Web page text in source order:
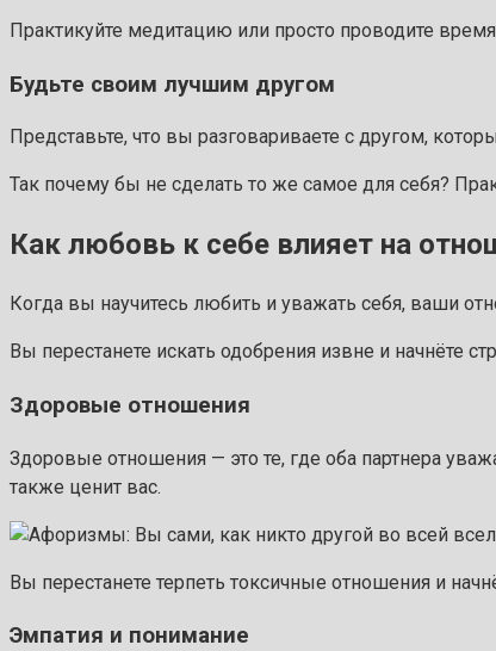
Практикуйте медитацию или просто проводите
Будьте своим лучшим другом
Представьте, что вы разговариваете с другом,
Так почему бы не сделать то же самое для себя?
Как любовь к себе влияет на
Когда вы научитесь любить и уважать себя, ваши
Вы перестанете искать одобрения извне и начнёте
Здоровые отношения
Здоровые отношения — это те, где оба партнера
также ценит вас.
Вы перестанете терпеть токсичные отношения и
Эмпатия и понимание